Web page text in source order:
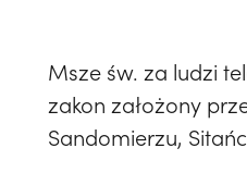
Msze św. za ludzi
zakon założony
Sandomierzu,